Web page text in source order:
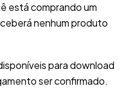
está comprando um
nenhum produto
para download
ser confirmado.